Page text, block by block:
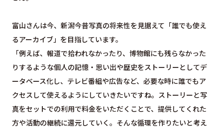
富山さんは今、新潟今昔写真の将来性を見据えて「誰でも使え
るアーカイブ」を目指しています。
「例えば、報道で拾われなかったり、博物館にも残らなかった
りするような個人の記憶・思い出や歴史をストーリーとしてデ
ータベース化し、テレビ番組や広告など、必要な時に誰でもア
クセスして使えるようにしていきたいですね。ストーリーと写
真をセットでの利用で料金をいただくことで、提供してくれた
方や活動の継続に還元していく。そんな循環を作りたいと考え